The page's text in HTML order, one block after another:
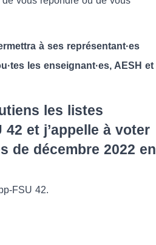
à ses représentant·es
les enseignant·es, AESH et
les listes
et j’appelle à voter
de décembre 2022 en
FSU 42.